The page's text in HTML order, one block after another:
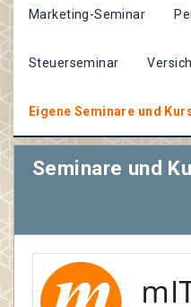
Marketing-Seminar
Steuerseminar
Eigene Seminare und
Seminare und